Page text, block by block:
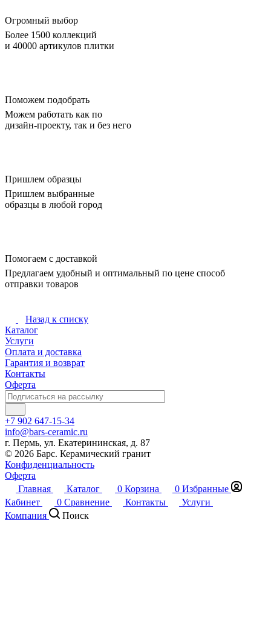
Огромный выбор
Более 1500 коллекций
и 40000 артикулов плитки
Поможем подобрать
Можем работать как по
дизайн-проекту, так и без него
Пришлем образцы
Пришлем выбранные
образцы в любой город
Помогаем с доставкой
Предлагаем удобный и оптимальный по цене способ
отправки товаров
Назад к списку
Каталог
Услуги
Оплата и доставка
Гарантия и возврат
Контакты
Оферта
+7 902 647-15-34
info@bars-ceramic.ru
г. Пермь, ул. Екатерининская, д. 87
© 2026 Барс. Керамический гранит
Конфиденциальность
Оферта
Главная
Каталог 0 Корзина 0 Избранные
Кабинет
0 Сравнение Контакты
Услуги
Компания
Поиск